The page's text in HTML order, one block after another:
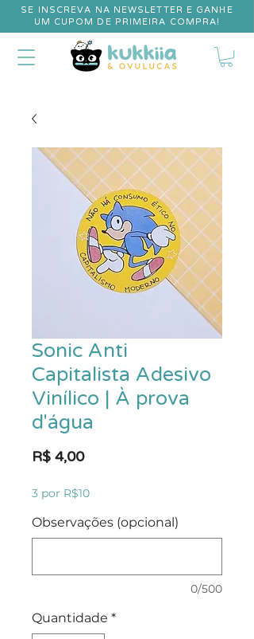
SE INSCREVA NA NEWSLETTER E GANHE
UM CUPOM DE PRIMEIRA COMPRA!
Sonic Anti
Capitalista Adesivo
Vinílico | À prova
d'água
R$ 4,00Preço
3 por R$10
Observações (opcional)
0/500
Quantidade *